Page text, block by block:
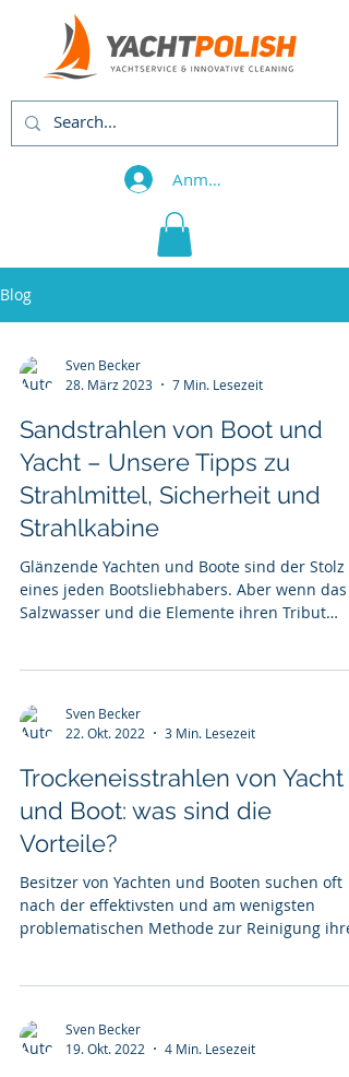
Anmelden
Blog
Sven Becker
28. März 2023
7 Min. Lesezeit
Sandstrahlen von Boot und
Yacht – Unsere Tipps zu
Strahlmittel, Sicherheit und
Strahlkabine
Glänzende Yachten und Boote sind der Stolz
eines jeden Bootsliebhabers. Aber wenn das
Salzwasser und die Elemente ihren Tribut
Sven Becker
22. Okt. 2022
3 Min. Lesezeit
Trockeneisstrahlen von Yacht
und Boot: was sind die
Vorteile?
Besitzer von Yachten und Booten suchen oft
nach der effektivsten und am wenigsten
problematischen Methode zur Reinigung
Sven Becker
19. Okt. 2022
4 Min. Lesezeit